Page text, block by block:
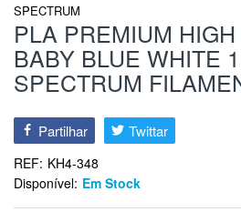
SPECTRUM
PLA PREMIUM
BABY BLUE WHITE
SPECTRUM
Partilhar Twittar
REF: KH4-348
Disponível: Em Stock